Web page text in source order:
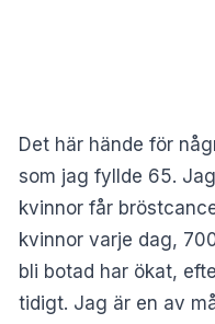
Det här hände för
som jag fyllde 65.
kvinnor får
kvinnor varje dag,
bli botad har ökat,
tidigt. Jag är en av